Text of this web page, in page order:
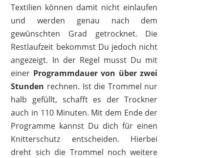
Textilien können damit nicht einlaufen
und werden genau nach dem
gewünschten Grad getrocknet. Die
Restlaufzeit bekommst Du jedoch nicht
angezeigt. In der Regel musst Du mit
einer Programmdauer von über zwei
Stunden rechnen. Ist die Trommel nur
halb gefüllt, schafft es der Trockner
auch in 110 Minuten. Mit dem Ende der
Programme kannst Du dich für einen
Knitterschutz entscheiden. Hierbei
dreht sich die Trommel noch weitere